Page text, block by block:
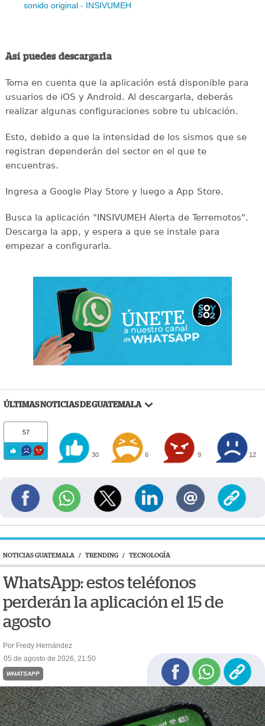
sonido original - INSIVUMEH
Así puedes descargarla
Toma en cuenta que la aplicación está disponible para
usuarios de iOS y Android. Al descargarla, deberás
realizar algunas configuraciones sobre tu ubicación.
Esto, debido a que la intensidad de los sismos que se
registran dependerán del sector en el que te
encuentras.
Ingresa a Google Play Store y luego a App Store.
Busca la aplicación "INSIVUMEH Alerta de Terremotos".
Descarga la app, y espera a que se instale para
empezar a configurarla.
ÚLTIMAS NOTICIAS DE GUATEMALA
57
30 6 9 12
NOTICIAS GUATEMALA / TRENDING / TECNOLOGÍA
WhatsApp: estos teléfonos
perderán la aplicación el 15 de
agosto
Por Fredy Hernández
05 de agosto de 2026, 21:50
WHATSAPP